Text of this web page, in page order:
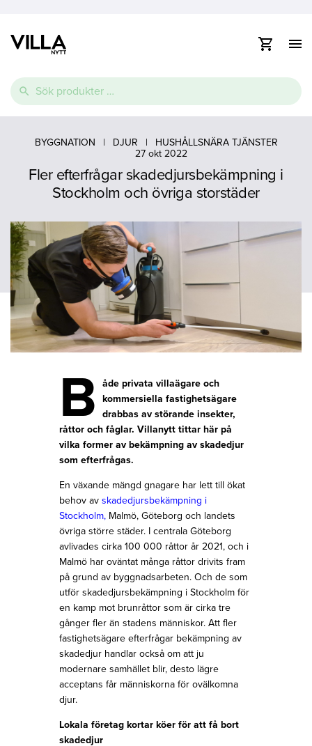
till
innehåll
Sök
efter:
Visa
Ovanmarkspooler
BYGGNATION | DJUR |
HUSHÅLLSNÄRA TJÄNSTER
27 okt 2022
Fler efterfrågar skadedjursbekämpning i
Stockholm och övriga storstäder
B
åde privata villaägare och
kommersiella fastighetsägare
drabbas av störande insekter,
råttor och fåglar. Villanytt tittar här på
vilka former av bekämpning av skadedjur
som efterfrågas.
En växande mängd gnagare har lett till ökat
behov av skadedjursbekämpning i
Stockholm,Malmö, Göteborg och landets
övriga större städer. I centrala Göteborg
avlivades cirka 100 000 råttor år 2021, och i
Malmö har oväntat många råttor drivits fram
på grund av byggnadsarbeten. Och de som
utför skadedjursbekämpning i Stockholm för
en kamp mot brunråttor som är cirka tre
gånger fler än stadens människor. Att fler
fastighetsägare efterfrågar bekämpning av
skadedjur handlar också om att ju
modernare samhället blir, desto lägre
acceptans får människorna för ovälkomna
djur.
Lokala företag kortar köer för att få bort
skadedjur